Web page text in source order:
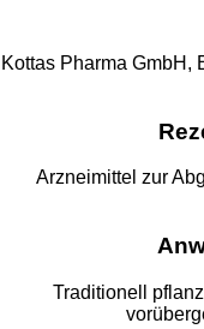
Kottas Pharma GmbH,
Arzneimittel zur
Traditionell